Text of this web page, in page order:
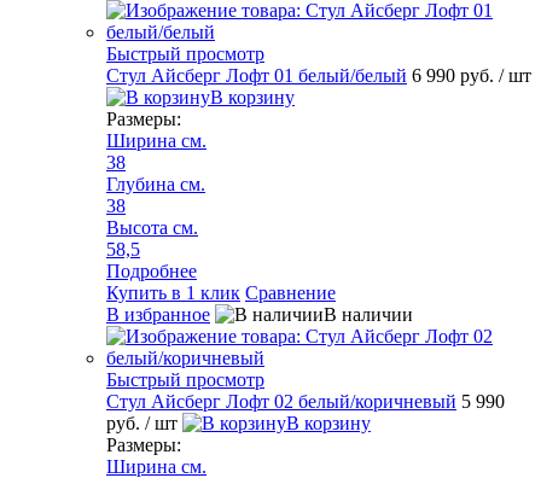
Быстрый просмотр
Стул Айсберг Лофт 01 белый/белый 6 990 руб. / шт
В корзину
Размеры:
Ширина см.
38
Глубина см.
38
Высота см.
58,5
Подробнее
Купить в 1 клик Сравнение
В избранное
В наличии
Быстрый просмотр
Стул Айсберг Лофт 02 белый/коричневый 5 990
руб. / шт
В корзину
Размеры:
Ширина см.